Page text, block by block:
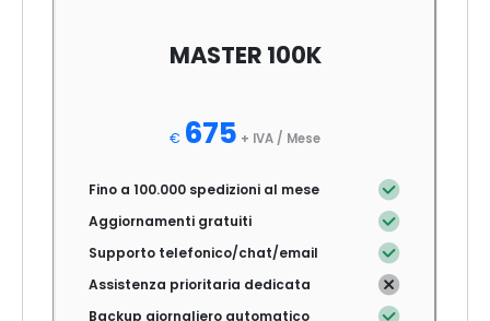
MASTER 100K
€ 675 + IVA / Mese
Fino a 100.000 spedizioni al mese
Aggiornamenti gratuiti
Supporto telefonico/chat/email
Assistenza prioritaria dedicata
Backup giornaliero automatico